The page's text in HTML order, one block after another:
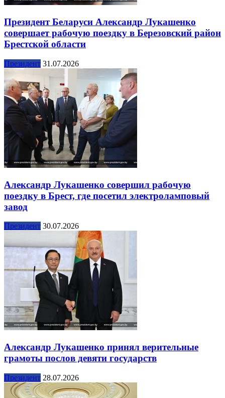
Президент Беларуси Александр Лукашенко
совершает рабочую поездку в Березовский район
Брестской области
Президент 31.07.2026
Александр Лукашенко совершил рабочую
поездку в Брест, где посетил электроламповый
завод
Президент 30.07.2026
Александр Лукашенко принял верительные
грамоты послов девяти государств
Президент 28.07.2026